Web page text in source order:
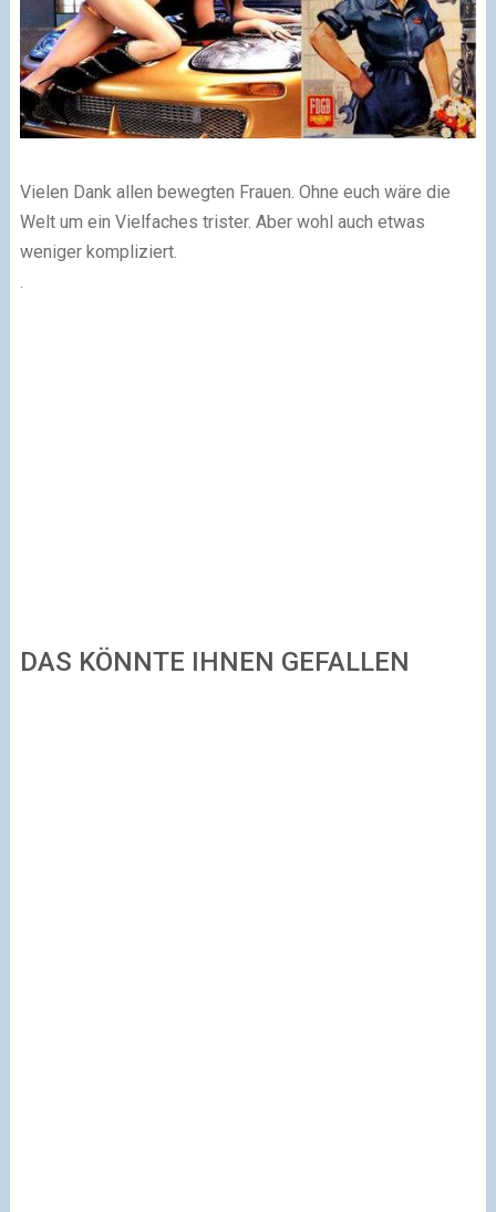
Vielen Dank allen bewegten Frauen. Ohne euch wäre die
Welt um ein Vielfaches trister. Aber wohl auch etwas
weniger kompliziert.
.
DAS KÖNNTE IHNEN GEFALLEN